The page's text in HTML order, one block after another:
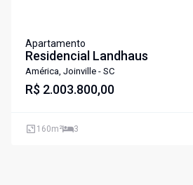
Apartamento
Residencial Landhaus
América, Joinville - SC
R$ 2.003.800,00
160m² 3